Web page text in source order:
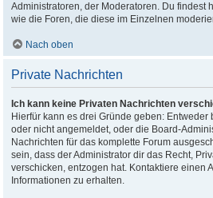
Administratoren, der Moderatoren. Du findest
wie die Foren, die diese im Einzelnen
Nach oben
Private Nachrichten
Ich kann keine Privaten Nachrichten
Hierfür kann es drei Gründe geben: Entweder
oder nicht angemeldet, oder die Board-
Nachrichten für das komplette Forum
sein, dass der Administrator dir das Recht,
verschicken, entzogen hat. Kontaktiere einen
Informationen zu erhalten.